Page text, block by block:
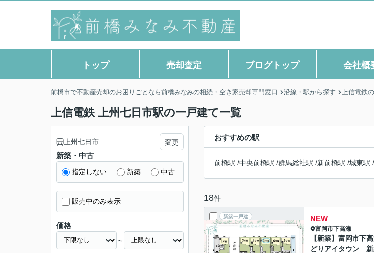
トップ 売却査定 ブログトップ 会社概
前橋市で不動産売却のお困りごとなら前橋みなみの相続・空き家売却専門窓口 沿線・駅から探す 上信電鉄
上信電鉄 上州七日市駅の一戸建て一覧
おすすめの駅
前橋駅 /中央前橋駅 /群馬総社駅 /新前橋駅 /城東駅 /
18件
新築一戸建 NEW
富岡市下高瀬
【新築】富岡市
どりアイタウン 新
上州七日市 変更
新築・中古
指定しない 新築 中古
販売中のみ表示
価格
～